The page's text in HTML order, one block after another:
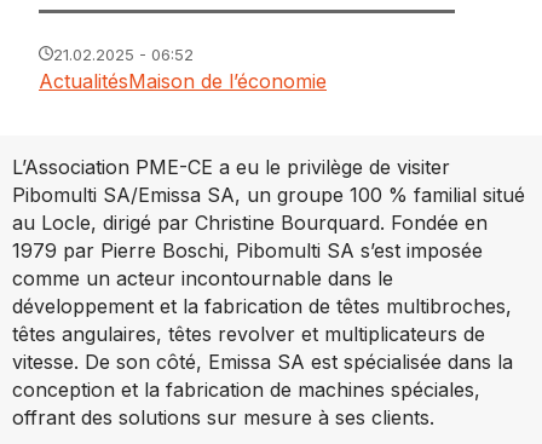
21.02.2025 - 06:52
ActualitésMaison de l’économie
L’Association PME-CE a eu le privilège de visiter
Pibomulti SA/Emissa SA, un groupe 100 % familial situé
au Locle, dirigé par Christine Bourquard. Fondée en
1979 par Pierre Boschi, Pibomulti SA s’est imposée
comme un acteur incontournable dans le
développement et la fabrication de têtes multibroches,
têtes angulaires, têtes revolver et multiplicateurs de
vitesse. De son côté, Emissa SA est spécialisée dans la
conception et la fabrication de machines spéciales,
offrant des solutions sur mesure à ses clients.